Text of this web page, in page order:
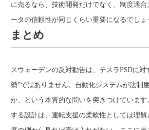
に売るなら、技術開発だけでなく、制度適
ータの信頼性が同じくらい重要になるでしょ
まとめ
スウェーデンの反対勧告は、テスラFSDに対
勢”ではありません。自動化システムが法制
か、という本質的な問いを突きつけていま
する設計は、運転支援の柔軟性としては理解